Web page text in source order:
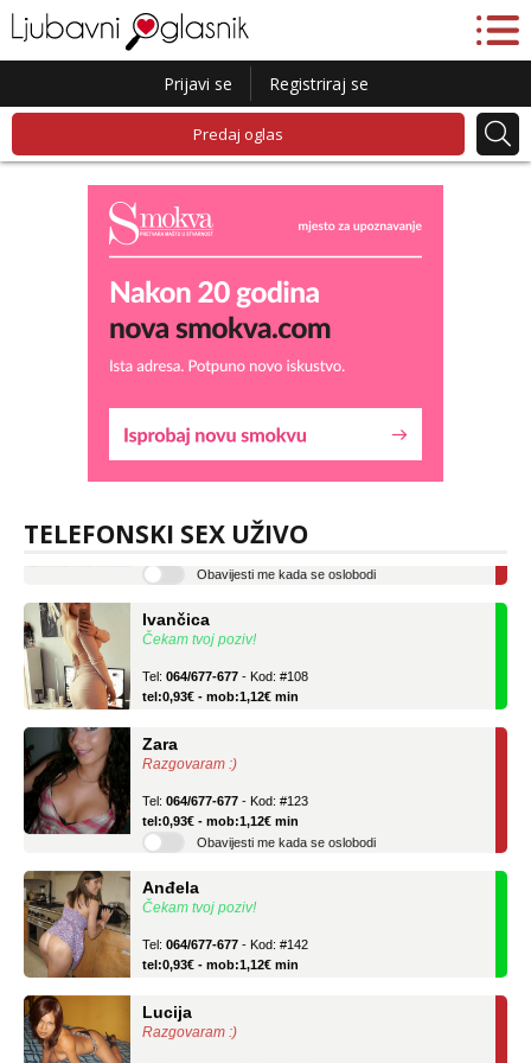
Prijavi se Registriraj se
Predaj oglas
TELEFONSKI SEX UŽIVO
Lucija
Razgovaram :)
tel:0,93€ - mob:1,12€ min
Čekam tvoj poziv!
tel:0,93€ - mob:1,12€ min
Razgovaram :)
tel:0,93€ - mob:1,12€ min
Obavijesti me kada se oslobodi
Čekam tvoj poziv!
tel:0,93€ - mob:1,12€ min
Razgovaram :)